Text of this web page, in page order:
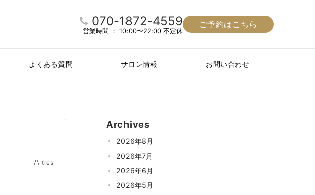
070-1872-4559
営業時間 ： 10:00〜22:00 不定休
ご予約はこちら
よくある質問 サロン情報 お問い合わせ
tres
Archives
2026年8月
2026年7月
2026年6月
2026年5月